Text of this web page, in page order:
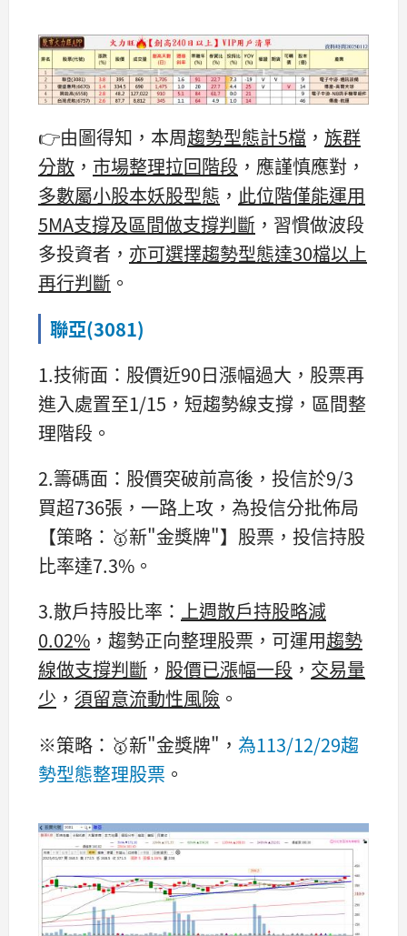
​​👉由圖得知，本周趨勢型態計5檔 ， 族群
分散 ， 市場整理拉回階段 ，應謹慎應對，
多數屬小股本妖股型態 ， 此位階僅能運用
5MA支撐及區間做支撐判斷 ，習慣做波段
多投資者， 亦可選擇趨勢型態達30檔以上
再行判斷 。
聯亞(3081)
1.技術面：股價近90日漲幅過大，股票再
進入處置至1/15，短趨勢線支撐，區間整
理階段。
2.籌碼面：股價突破前高後，投信於9/3
買超736張，一路上攻，為投信分批佈局
【策略：🥇新"金獎牌"】股票，投信持股
比率達7.3%。
3.散戶持股比率： 上週散戶持股略減
0.02% ，趨勢正向整理股票，可運用趨勢
線做支撐判斷 ， 股價已漲幅一段 ， 交易量
少 ， 須留意流動性風險 。
※策略：🥇新"金獎牌"， 為113/12/29趨
勢型態整理股票 。